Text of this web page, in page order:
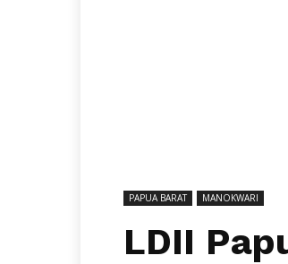
PAPUA BARAT MANOKWARI
LDII